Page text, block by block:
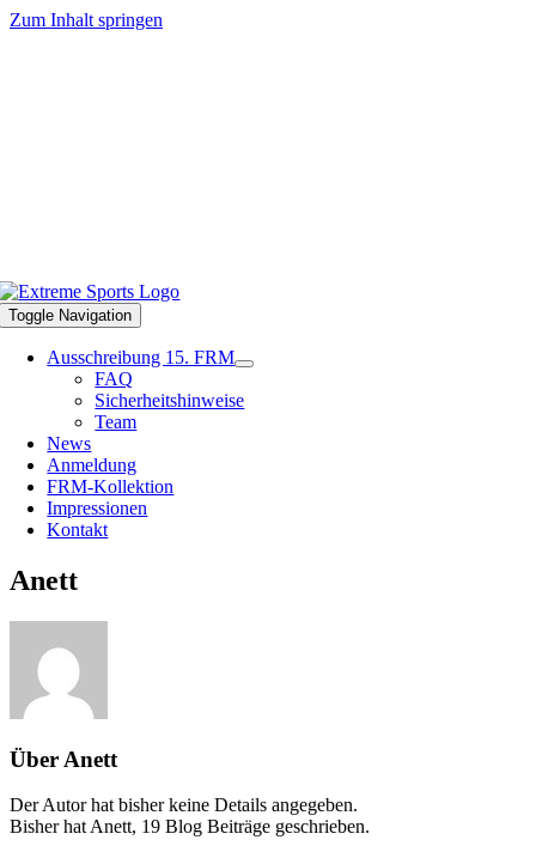
Zum Inhalt springen
Toggle Navigation
Ausschreibung 15. FRM
FAQ
Sicherheitshinweise
Team
News
Anmeldung
FRM-Kollektion
Impressionen
Kontakt
Anett
Über Anett
Der Autor hat bisher keine Details angegeben.
Bisher hat Anett, 19 Blog Beiträge geschrieben.